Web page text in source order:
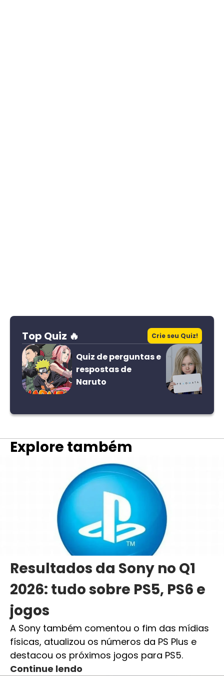
Top Quiz 🔥 Crie seu Quiz!
Quiz de perguntas e
respostas de
Naruto
Explore também
Resultados da Sony no Q1
2026: tudo sobre PS5, PS6 e
jogos
A Sony também comentou o fim das mídias
físicas, atualizou os números da PS Plus e
destacou os próximos jogos para PS5.
Continue lendo